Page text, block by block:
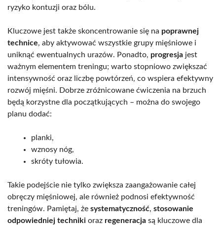
ryzyko kontuzji oraz bólu.
Kluczowe jest także skoncentrowanie się na poprawnej
technice, aby aktywować wszystkie grupy mięśniowe i
uniknąć ewentualnych urazów. Ponadto, progresja jest
ważnym elementem treningu; warto stopniowo zwiększać
intensywność oraz liczbę powtórzeń, co wspiera efektywny
rozwój mięśni. Dobrze zróżnicowane ćwiczenia na brzuch
będą korzystne dla początkujących – można do swojego
planu dodać:
planki,
wznosy nóg,
skróty tułowia.
Takie podejście nie tylko zwiększa zaangażowanie całej
obręczy mięśniowej, ale również podnosi efektywność
treningów. Pamiętaj, że systematyczność, stosowanie
odpowiedniej techniki oraz regeneracja są kluczowe dla